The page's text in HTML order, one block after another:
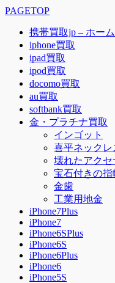
PAGETOP
携帯買取jp – ホーム
iphone買取
ipad買取
ipod買取
docomo買取
au買取
softbank買取
金・プラチナ買取
インゴット
喜平ネックレ
壊れたアクセ
宝石付きの指
金歯
工業用地金
iPhone7Plus
iPhone7
iPhone6SPlus
iPhone6S
iPhone6Plus
iPhone6
iPhone5S